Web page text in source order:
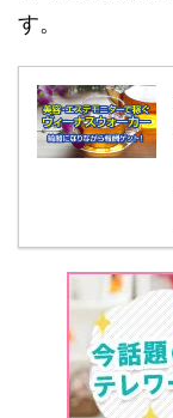
す。